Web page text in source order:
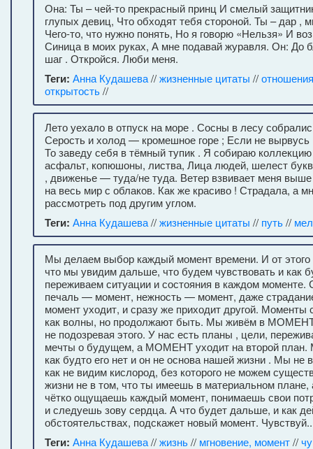
Она: Ты – чей-то прекрасный принц И смелый
глупых девиц, Что обходят тебя стороной. Ты – дар ,
Чего-то, что нужно понять, Но я говорю «Нельзя» И
Синица в моих руках, А мне подавай журавля. Он: До
шаг . Откройся. Люби меня.
Теги: Анна Кудашева//жизненные цитаты //отношения
открытость//
Лето уехало в отпуск на море . Сосны в лесу
Серость и холод — кромешное горе ; Если не вырвусь
То заведу себя в тёмный тупик . Я собираю
асфальт, копюшоны, листва, Лица людей, шелест
, движенье — туда/не туда. Ветер взвивает меня
на весь мир с облаков. Как же красиво ! Страдала, а
рассмотреть под другим углом.
Теги: Анна Кудашева//жизненные цитаты // путь//
Мы делаем выбор каждый момент времени. И от этого
что мы увидим дальше, что будем чувствовать и как
переживаем ситуации и состояния в каждом
печаль — момент, нежность — момент, даже
момент уходит, и сразу же приходит другой. Моменты
как волны, но продолжают быть. Мы живём в
не подозревая этого. У нас есть планы , цели,
мечты о будущем, а МОМЕНТ уходит на второй
как будто его нет и он не основа нашей жизни . Мы не
как не видим кислород, без которого не можем
жизни не в том, что ты имеешь в материальном плане,
чётко ощущаешь каждый момент, понимаешь свои
и следуешь зову сердца. А что будет дальше, и как
обстоятельствах, подскажет новый момент.
Теги: Анна Кудашева//жизнь// мгновение, момент//